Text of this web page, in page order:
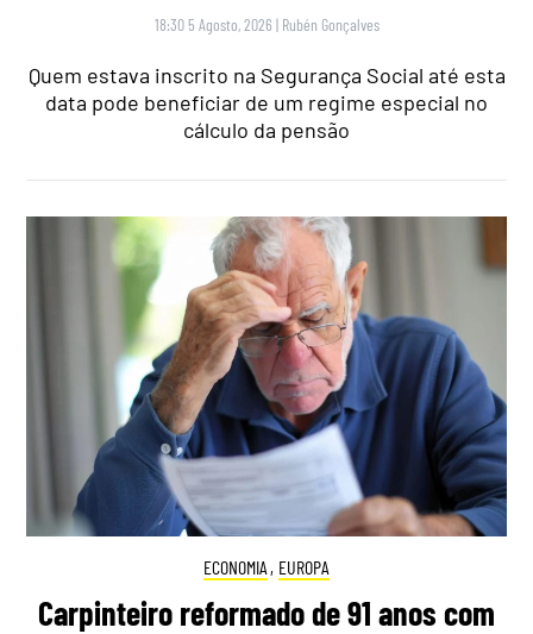
18:30 5 Agosto, 2026 | Rubén Gonçalves
Quem estava inscrito na Segurança Social até esta
data pode beneficiar de um regime especial no
cálculo da pensão
ECONOMIA , EUROPA
Carpinteiro reformado de 91 anos com